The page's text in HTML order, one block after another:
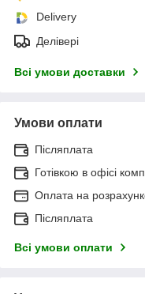
Delivery
Делівері
Всі умови доставки
Умови оплати
Післяплата
Готівкою в офісі
Оплата на
Післяплата
Всі умови оплати